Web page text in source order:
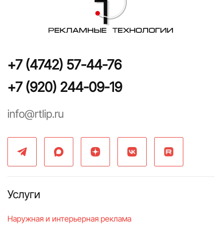
+7 (4742) 57-44-76
+7 (920) 244-09-19
info@rtlip.ru
Услуги
Наружная и интерьерная реклама